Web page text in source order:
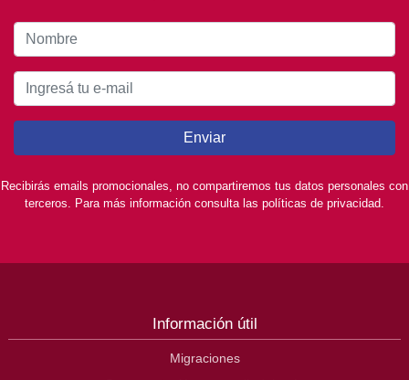
Enviar
Recibirás emails promocionales, no compartiremos tus datos personales con
terceros. Para más información consulta las políticas de privacidad.
Información útil
Migraciones